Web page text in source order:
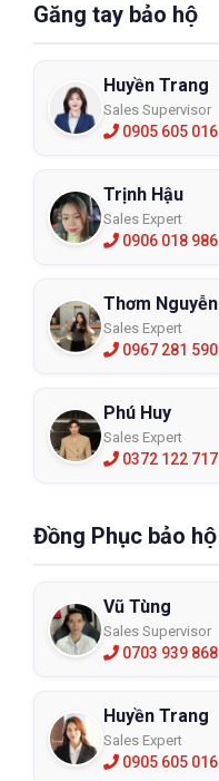
Găng tay bảo hộ
Huyền Trang
Sales Supervisor
0905 605 016
Trịnh Hậu
Sales Expert
0906 018 986
Thơm Nguyễn
Sales Expert
0967 281 590
Phú Huy
Sales Expert
0372 122 717
Đồng Phục bảo hộ
Vũ Tùng
Sales Supervisor
0703 939 868
Huyền Trang
Sales Expert
0905 605 016